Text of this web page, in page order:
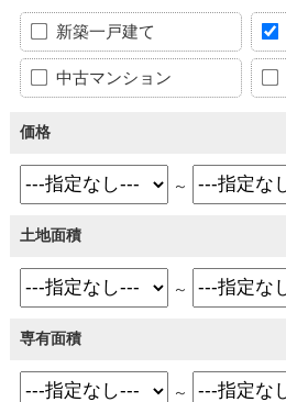
新築一戸建て
中古マンション
価格
～
土地面積
～
専有面積
～